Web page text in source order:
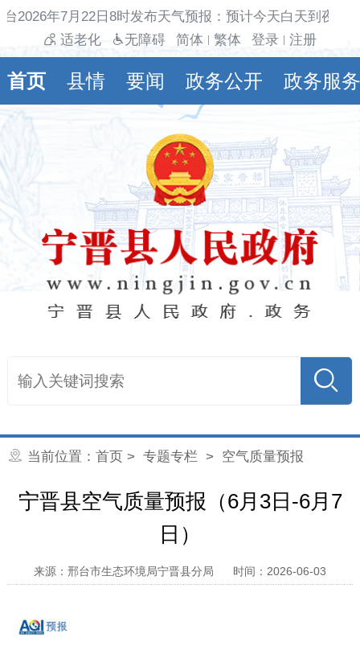
2026年7月22日8时发布天气预报：预计今天白天到夜
适老化
无障碍 简体 繁体 登录 注册
首页 县情 要闻 政务公开 政务服务
当前位置： 首页 > 专题专栏 > 空气质量预报
宁晋县空气质量预报（6月3日-6月7
日）
来源：邢台市生态环境局宁晋县分局 时间：2026-06-03